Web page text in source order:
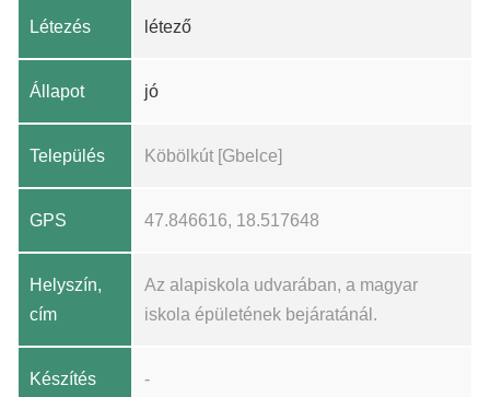
Létezés létező
Állapot jó
Település Köbölkút [Gbelce]
GPS 47.846616, 18.517648
Helyszín,
cím
Az alapiskola udvarában, a magyar
iskola épületének bejáratánál.
Készítés
-